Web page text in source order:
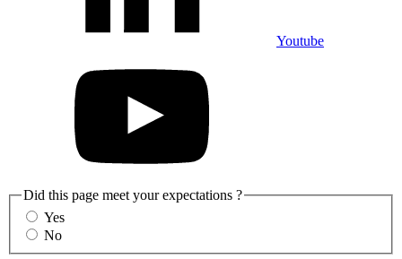
Youtube
Did this page meet your expectations ?
Yes
No